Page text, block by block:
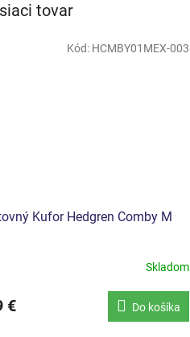
tovar
Kufor Hedgren Comby M
Skladom
€ Do košíka
Kód: HCMBY01MEX-003